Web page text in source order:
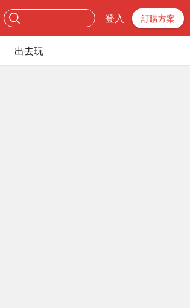
登入 訂購方案
出去玩